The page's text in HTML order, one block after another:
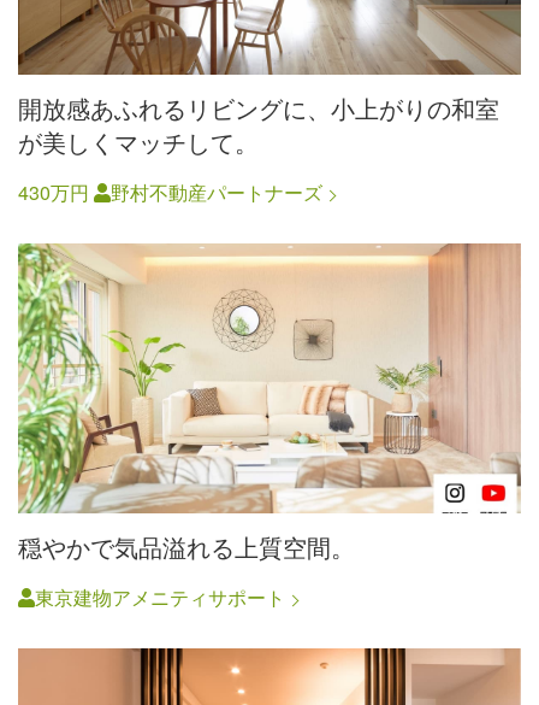
開放感あふれるリビングに、小上がりの和室
が美しくマッチして。
430万円 野村不動産パートナーズ
穏やかで気品溢れる上質空間。
東京建物アメニティサポート